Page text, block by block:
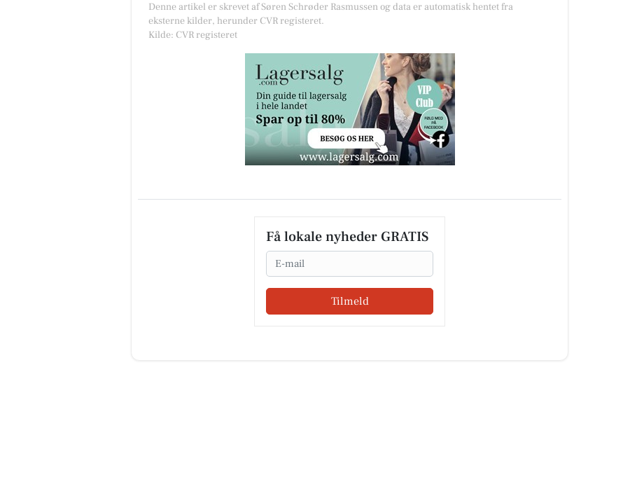
Denne artikel er skrevet af Søren Schrøder Rasmussen og data er automatisk hentet fra
eksterne kilder, herunder CVR registeret.
Kilde: CVR registeret
Få lokale nyheder GRATIS
Email
Tilmeld